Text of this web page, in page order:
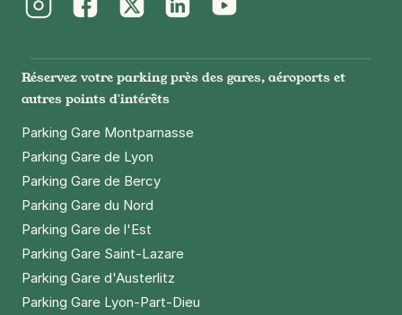
Réservez votre parking près des gares, aéroports et
autres points d'intérêts
Parking Gare Montparnasse
Parking Gare de Lyon
Parking Gare de Bercy
Parking Gare du Nord
Parking Gare de l'Est
Parking Gare Saint-Lazare
Parking Gare d'Austerlitz
Parking Gare Lyon-Part-Dieu